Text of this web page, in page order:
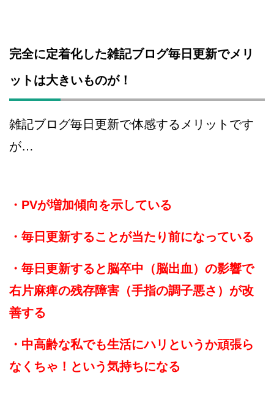
完全に定着化した雑記ブログ毎日更新でメリ
ットは大きいものが！
雑記ブログ毎日更新で体感するメリットです
が…
・PVが増加傾向を示している
・毎日更新することが当たり前になっている
・毎日更新すると脳卒中（脳出血）の影響で
右片麻痺の残存障害（手指の調子悪さ）が改
善する
・中高齢な私でも生活にハリというか頑張ら
なくちゃ！という気持ちになる